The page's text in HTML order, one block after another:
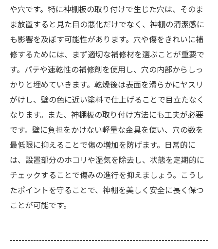
や穴です。特に神棚板の取り付けで生じた穴は、そのま
ま放置すると見た目の悪化だけでなく、神棚の清潔感に
も影響を及ぼす可能性があります。穴や傷をきれいに補
修するためには、まず適切な補修材を選ぶことが重要で
す。パテや速乾性の補修剤を使用し、穴の内部からしっ
かりと埋めていきます。乾燥後は表面を滑らかにヤスリ
がけし、壁の色に近い塗料で仕上げることで目立たなく
なります。また、神棚板の取り付け方法にも工夫が必要
です。壁に負担をかけない軽量な金具を使い、穴の数を
最低限に抑えることで傷の増加を防げます。日常的に
は、設置部分のホコリや湿気を除去し、状態を定期的に
チェックすることで傷みの進行を抑えましょう。こうし
たポイントを守ることで、神棚を美しく安全に長く保つ
ことが可能です。
--------------------------------------------------------------------